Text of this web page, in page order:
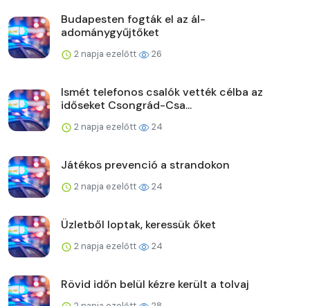
Budapesten fogták el az ál-
adománygyűjtőket
2 napja ezelőtt 26
Ismét telefonos csalók vették célba az
időseket Csongrád-Csa...
2 napja ezelőtt 24
Játékos prevenció a strandokon
2 napja ezelőtt 24
Üzletből loptak, keressük őket
2 napja ezelőtt 24
Rövid időn belül kézre került a tolvaj